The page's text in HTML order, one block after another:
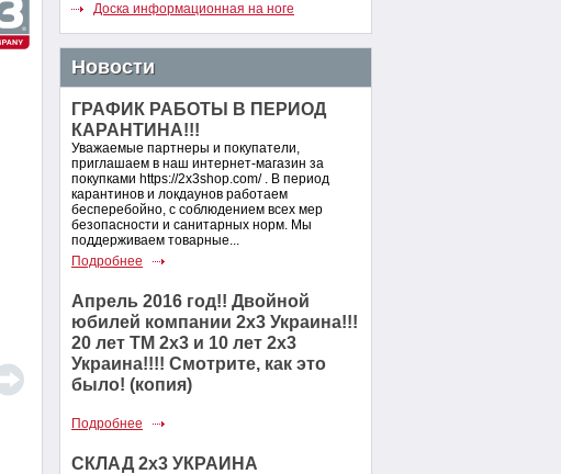
Доска информационная на ноге
Новости
ГРАФИК РАБОТЫ В ПЕРИОД
КАРАНТИНА!!!
Уважаемые партнеры и покупатели,
приглашаем в наш интернет-магазин за
покупками https://2x3shop.com/ . В период
карантинов и локдаунов работаем
бесперебойно, с соблюдением всех мер
безопасности и санитарных норм. Мы
поддерживаем товарные...
Подробнее
Апрель 2016 год!! Двойной
юбилей компании 2х3 Украина!!!
20 лет ТМ 2х3 и 10 лет 2х3
Украина!!!! Смотрите, как это
было! (копия)
Подробнее
СКЛАД 2х3 УКРАИНА